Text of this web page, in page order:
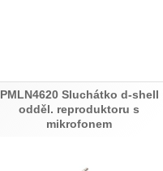
PMLN4620 Sluchátko d-shell
odděl. reproduktoru s
mikrofonem